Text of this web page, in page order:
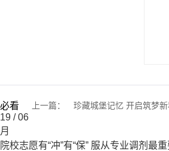
上一篇： 珍藏城堡记忆 开启筑梦
必看
19 / 06
月
院校志愿有“冲”有“保” 服从专业调剂最